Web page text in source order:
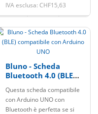
IVA esclusa: CHF15,63
Bluno - Scheda
Bluetooth 4.0 (BLE)
Arduino UNO
Questa scheda compatibile
con Arduino UNO con
Bluetooth è perfetta se si